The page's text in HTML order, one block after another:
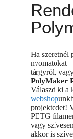
Ha szeretnél
nyomatokat
tárgyról,
PolyMaker
Válaszd ki a
webshop
projektedet!
PETG
vagy
akkor is